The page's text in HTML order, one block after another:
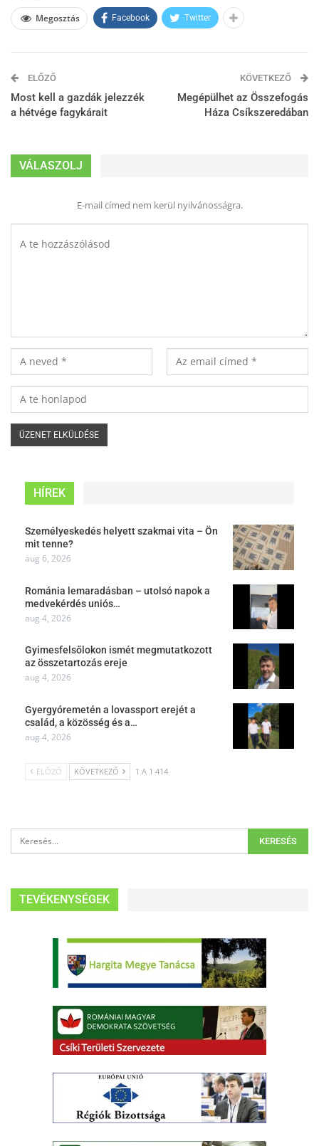
Megosztás Facebook Twitter
ELŐZŐ
Most kell a gazdák jelezzék
a hétvége fagykárait
KÖVETKEZŐ
Megépülhet az Összefogás
Háza Csíkszeredában
VÁLASZOLJ
E-mail címed nem kerül nyilvánosságra.
HÍREK
Személyeskedés helyett szakmai vita – Ön
mit tenne?
aug 6, 2026
Románia lemaradásban – utolsó napok a
medvekérdés uniós…
aug 4, 2026
Gyimesfelsőlokon ismét megmutatkozott
az összetartozás ereje
aug 4, 2026
Gyergyóremetén a lovassport erejét a
család, a közösség és a…
aug 4, 2026
ELŐZŐ KÖVETKEZŐ 1 A 1 414
TEVÉKENYSÉGEK